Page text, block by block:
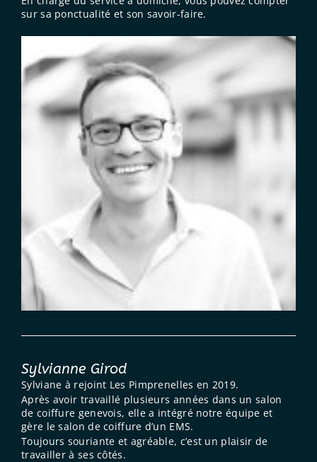
sur sa ponctualité et son savoir-faire.
Sylvianne Girod
Sylviane à rejoint Les Pimprenelles en 2019.
Après avoir travaillé plusieurs années dans un salon
de coiffure genevois, elle a intégré notre équipe et
gère le salon de coiffure d’un EMS.
Toujours souriante et agréable, c’est un plaisir de
travailler à ses côtés.